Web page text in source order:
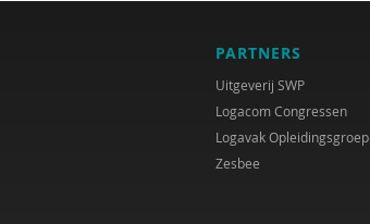
PARTNERS
Uitgeverij SWP
Logacom Congressen
Logavak Opleidingsgroep
Zesbee